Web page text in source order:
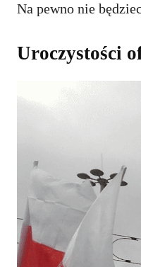
Na pewno nie
Uroczystości